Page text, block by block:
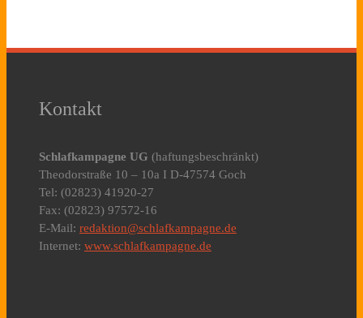
Kontakt
Schlafkampagne UG (haftungsbeschränkt)
Theodorstraße 10 – 10a I D-47574 Goch
Tel: (02823) 41920-27
Fax: (02823) 97572-16
E-Mail: redaktion@schlafkampagne.de
Internet: www.schlafkampagne.de